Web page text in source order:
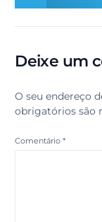
Deixe um
O seu endereço
obrigatórios são
Comentário*